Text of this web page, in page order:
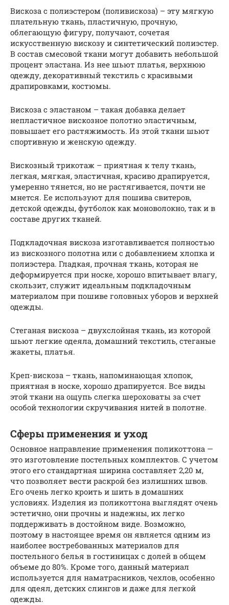
Вискоза с полиэстером (поливискоза) – эту мягкую
плательную ткань, пластичную, прочную,
облегающую фигуру, получают, сочетая
искусственную вискозу и синтетический полиэстер.
В состав смесовой ткани могут добавить небольшой
процент эластана. Из нее шьют платья, верхнюю
одежду, декоративный текстиль с красивыми
драпировками, костюмы.
Вискоза с эластаном – такая добавка делает
непластичное вискозное полотно эластичным,
повышает его растяжимость. Из этой ткани шьют
спортивную и женскую одежду.
Вискозный трикотаж – приятная к телу ткань,
легкая, мягкая, эластичная, красиво драпируется,
умеренно тянется, но не растягивается, почти не
мнется. Ее используют для пошива свитеров,
детской одежды, футболок как моноволокно, так и в
составе других тканей.
Подкладочная вискоза изготавливается полностью
из вискозного полотна или с добавлением хлопка и
полиэстера. Гладкая, прочная ткань, которая не
деформируется при носке, хорошо впитывает влагу,
скользит, служит идеальным подкладочным
материалом при пошиве головных уборов и верхней
одежды.
Стеганая вискоза – двухслойная ткань, из которой
шьют легкие одеяла, домашний текстиль, стеганые
жакеты, платья.
Креп-вискоза – ткань, напоминающая хлопок,
приятная в носке, хорошо драпируется. Все виды
этой ткани на ощупь слегка шероховаты за счет
особой технологии скручивания нитей в полотне.
Сферы применения и уход
Основное направление применения поликоттона —
это изготовление постельных комплектов. С учетом
этого его стандартная ширина составляет 2,20 м,
что позволяет вести раскрой без излишних швов.
Его очень легко кроить и шить в домашних
условиях. Изделия из поликоттона выглядят очень
эстетично, они прочны и надежны, их легко
поддерживать в достойном виде. Возможно,
поэтому в настоящее время он является одним из
наиболее востребованных материалов для
постельного белья в гостиницах с долей в общем
объеме до 80%. Кроме того, данный материал
используется для наматрасников, чехлов, особенно
для одеял, детских слингов и даже для легкой
одежды.